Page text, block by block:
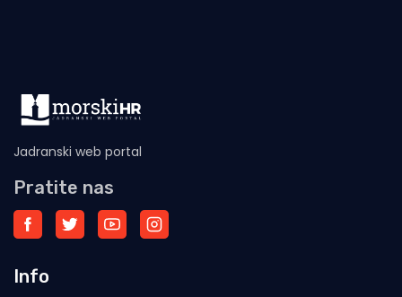
Jadranski web portal
Pratite nas
Info